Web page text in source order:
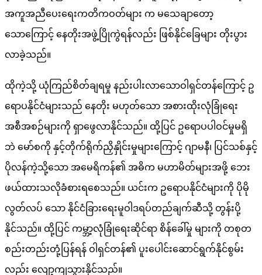
အကူအညီပေးရေးကတိကဝတ်များ က မသေချာတော့
သောကြောင့် နေတိုးအဖွဲ့ပြိုကွဲရန်လည်း ဖြစ်နိုင်ခြေများ တိုးပွား
လာခဲ့သည်။
ထိုကဲ့သို့ ယုံကြည်စိတ်ချရမှု နည်းပါးလာသောဝါရှင်တန်ကြောင့် ဥ
ရောပနိုင်ငံများသည် နေတိုး မဟုတ်သော အစားထိုးလုံခြုံရေး
အစီအစဉ်များကို ရှာဖွေလာနိုင်သည်။ ထို့ပြင် ဥရောပပါဝင်မှုမရှိ
ဘဲ မော်စကို နှင့်တိုက်ရိုက်ညှိနှိုင်းမှုများကြောင့် ဂျာမနီ၊ ပြင်သစ်နှင့်
ပိုလန်ကဲ့သို့သော အမေရိကန်၏ အဓိက မဟာမိတ်များအဖို့ ဘေး
ဖယ်ထားသလိုခံစားရစေသည်။ ယင်းက ဥရောပနိုင်ငံများကို ပိုမို
လွတ်လပ် သော နိုင်ငံခြားရေးမူဝါဒရပ်တည်ချက်ဆီသို့ တွန်းပို့
နိုင်သည်။ ထို့ပြင် ကမ္ဘာ့လုံခြုံရေးဆိုင်ရာ စိန်ခေါ်မှု များကို တစုတ
စည်းတည်းတုံ့ပြန်ရန် ဝါရှင်တန်၏ ပူးပေါင်းဆောင်ရွက်နိုင်စွမ်း
လည်း လျော့ကျသွားနိုင်သည်။